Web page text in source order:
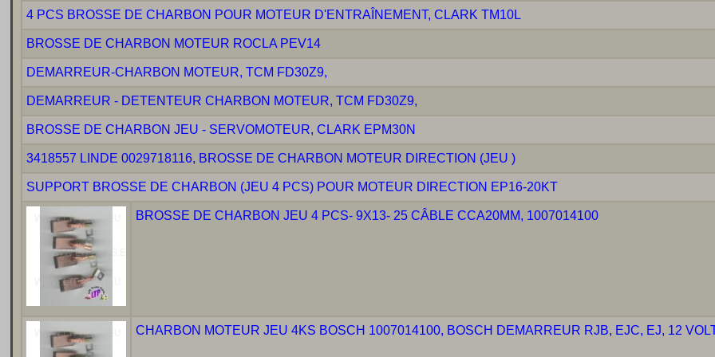
4 PCS BROSSE DE CHARBON POUR MOTEUR D'ENTRAÎNEMENT, CLARK TM10L
BROSSE DE CHARBON MOTEUR ROCLA PEV14
DEMARREUR-CHARBON MOTEUR, TCM FD30Z9,
DEMARREUR - DETENTEUR CHARBON MOTEUR, TCM FD30Z9,
BROSSE DE CHARBON JEU - SERVOMOTEUR, CLARK EPM30N
3418557 LINDE 0029718116, BROSSE DE CHARBON MOTEUR DIRECTION (JEU )
SUPPORT BROSSE DE CHARBON (JEU 4 PCS) POUR MOTEUR DIRECTION EP16-20KT
BROSSE DE CHARBON JEU 4 PCS- 9X13- 25 CÂBLE CCA20MM, 1007014100
CHARBON MOTEUR JEU 4KS BOSCH 1007014100, BOSCH DEMARREUR RJB, EJC, EJ, 12